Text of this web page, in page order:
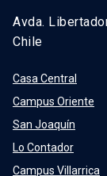
Avda.
Chile
Casa Central
Campus Oriente
San Joaquín
Lo Contador
Campus Villarrica